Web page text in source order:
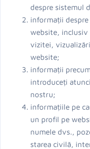
despre sistemul
informații
website, inclusiv
vizitei,
website;
informații
introduceți
nostru;
informațiile pe
un profil pe
numele dvs.,
starea civilă,